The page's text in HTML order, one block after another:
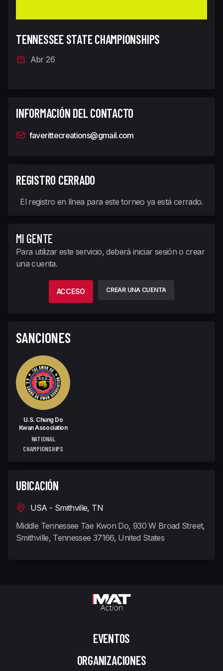
TENNESSEE STATE CHAMPIONSHIPS
Abr 26
INFORMACIÓN DEL CONTACTO
faverittecreations@gmail.com
REGISTRO CERRADO
El registro en línea para este torneo ya está cerrado.
MI GENTE
Para utilizar este servicio, deberá iniciar sesión o crear
una cuenta.
ACCESO CREAR UNA CUENTA
SANCIONES
U.S. Chung Do
Kwan Association
NATIONAL
CHAMPIONSHIPS
UBICACIÓN
USA - Smithville, TN
Middle Tennessee Tae Kwon Do, 930 W Broad Street,
Smithville, Tennessee 37166, United States
EVENTOS
ORGANIZACIONES